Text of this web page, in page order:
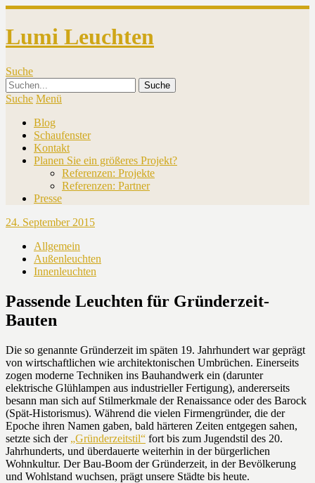
Lumi Leuchten
Suche
Suche Menü
Blog
Schaufenster
Kontakt
Planen Sie ein größeres Projekt?
Referenzen: Projekte
Referenzen: Partner
Presse
24. September 2015
Allgemein
Außenleuchten
Innenleuchten
Passende Leuchten für Gründerzeit-
Bauten
Die so genannte Gründerzeit im späten 19. Jahrhundert war geprägt
von wirtschaftlichen wie architektonischen Umbrüchen. Einerseits
zogen moderne Techniken ins Bauhandwerk ein (darunter
elektrische Glühlampen aus industrieller Fertigung), andererseits
besann man sich auf Stilmerkmale der Renaissance oder des Barock
(Spät-Historismus). Während die vielen Firmengründer, die der
Epoche ihren Namen gaben, bald härteren Zeiten entgegen sahen,
setzte sich der „Gründerzeitstil“ fort bis zum Jugendstil des 20.
Jahrhunderts, und überdauerte weiterhin in der bürgerlichen
Wohnkultur. Der Bau-Boom der Gründerzeit, in der Bevölkerung
und Wohlstand wuchsen, prägt unsere Städte bis heute.